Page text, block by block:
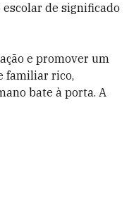
de significado
e promover um
familiar rico,
bate à porta. A